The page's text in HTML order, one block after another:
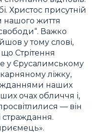
Христос присутній
нашого життя
свободи“. Важко
у тому слові,
Стрітення
у Єрусалимському
ліжку,
наших
очах обличчя і,
— він
страждання.